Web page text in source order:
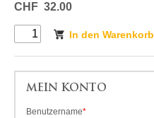
CHF 32.00
In den Warenkorb
MEIN KONTO
Benutzername*